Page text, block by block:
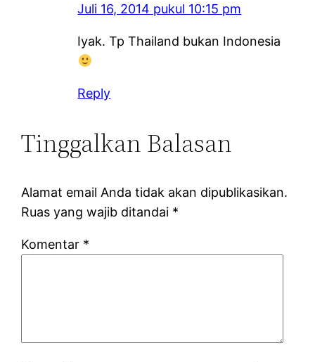
Juli 16, 2014 pukul 10:15 pm
Iyak. Tp Thailand bukan Indonesia
Reply
Tinggalkan Balasan
Alamat email Anda tidak akan dipublikasikan.
Ruas yang wajib ditandai *
Komentar *